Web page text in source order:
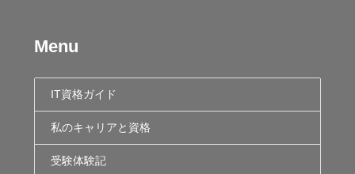
Menu
IT資格ガイド
私のキャリアと資格
受験体験記